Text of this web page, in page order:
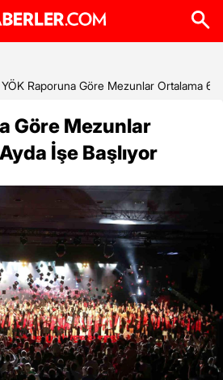
YÖK Raporuna Göre Mezunlar Ortalama 6,4
Göre Mezunlar
İşe Başlıyor